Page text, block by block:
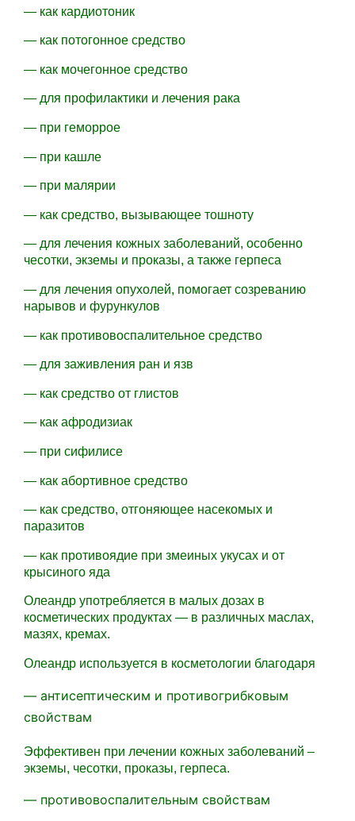
— как кардиотоник
— как потогонное средство
— как мочегонное средство
— для профилактики и лечения рака
— при геморрое
— при кашле
— при малярии
— как средство, вызывающее тошноту
— для лечения кожных заболеваний, особенно
чесотки, экземы и проказы, а также герпеса
— для лечения опухолей, помогает созреванию
нарывов и фурункулов
— как противовоспалительное средство
— для заживления ран и язв
— как средство от глистов
— как афродизиак
— при сифилисе
— как абортивное средство
— как средство, отгоняющее насекомых и
паразитов
— как противоядие при змеиных укусах и от
крысиного яда
Олеандр употребляется в малых дозах в
косметических продуктах — в различных маслах,
мазях, кремах.
Олеандр используется в косметологии благодаря
— антисептическим и противогрибковым
свойствам
Эффективен при лечении кожных заболеваний –
экземы, чесотки, проказы, герпеса.
— противовоспалительным свойствам